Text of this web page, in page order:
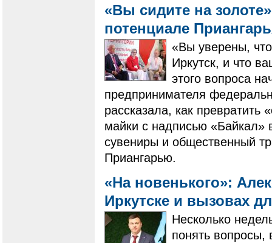
«Вы сидите на
потенциале
«Вы уверены,
Иркутск, и что
этого вопроса
предпринимателя
рассказала, как превратить
майки с надписью
сувениры и общественный
Приангарью.
«На новенького»:
Иркутске и вызовах
Несколько
понять